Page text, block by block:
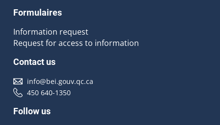
Formulaires
Information request
Request for access to information
Contact us
info@bei.gouv.qc.ca
450 640-1350
Follow us